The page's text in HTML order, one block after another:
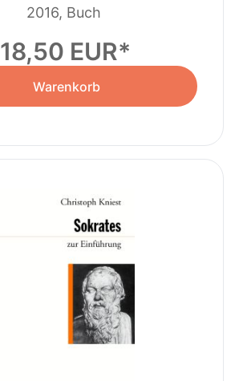
2016, Buch
18,50 EUR
Warenkorb